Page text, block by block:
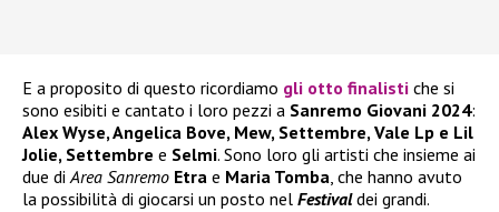
E a proposito di questo ricordiamo gli otto finalisti che si
sono esibiti e cantato i loro pezzi a Sanremo Giovani 2024:
Alex Wyse, Angelica Bove, Mew, Settembre, Vale Lp e Lil
Jolie, Settembre e Selmi. Sono loro gli artisti che insieme ai
due diArea Sanremo Etra e Maria Tomba, che hanno avuto
la possibilità di giocarsi un posto nel Festivaldei grandi.